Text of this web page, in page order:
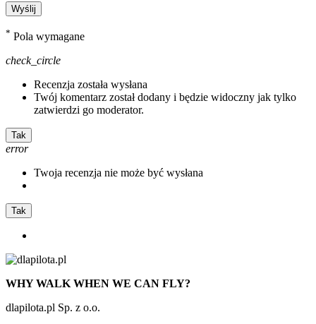
Wyślij
* Pola wymagane
check_circle
Recenzja została wysłana
Twój komentarz został dodany i będzie widoczny jak tylko
zatwierdzi go moderator.
Tak
error
Twoja recenzja nie może być wysłana
Tak
WHY WALK WHEN WE CAN FLY?
dlapilota.pl Sp. z o.o.